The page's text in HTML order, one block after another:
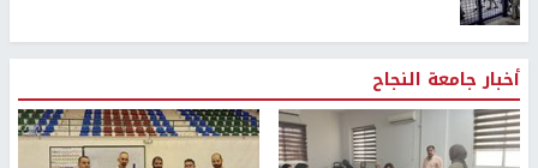
أخبار جامعة النجاح